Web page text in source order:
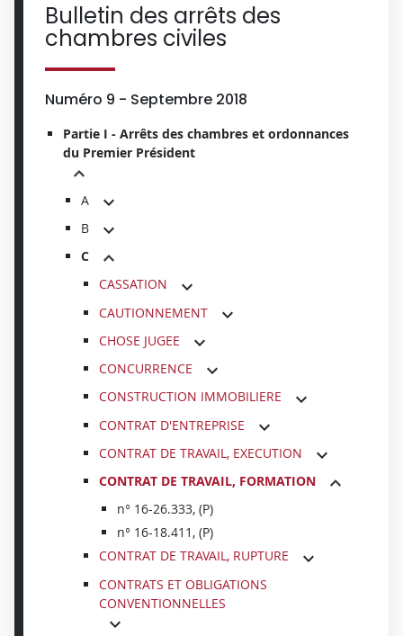
Bulletin des arrêts des
chambres civiles
Numéro 9 - Septembre 2018
Partie I - Arrêts des chambres et ordonnances
du Premier Président
A
B
C
CASSATION
CAUTIONNEMENT
CHOSE JUGEE
CONCURRENCE
CONSTRUCTION IMMOBILIERE
CONTRAT D'ENTREPRISE
CONTRAT DE TRAVAIL, EXECUTION
CONTRAT DE TRAVAIL, FORMATION
n° 16-26.333, (P)
n° 16-18.411, (P)
CONTRAT DE TRAVAIL, RUPTURE
CONTRATS ET OBLIGATIONS
CONVENTIONNELLES